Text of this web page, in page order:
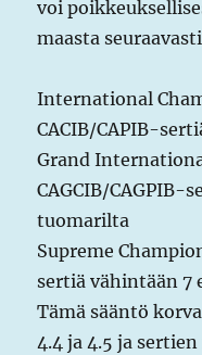
voi
maasta
International
CACIB/CAPIB-
Grand
CAGCIB/CAGPIB-
tuomarilta
Supreme
sertiä vähintään 7
Tämä sääntö
4.4 ja 4.5 ja